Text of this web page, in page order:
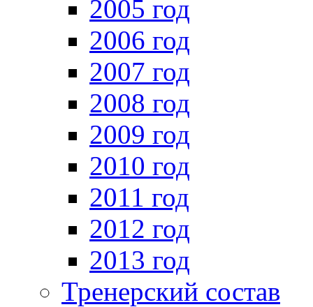
2005 год
2006 год
2007 год
2008 год
2009 год
2010 год
2011 год
2012 год
2013 год
Тренерский состав